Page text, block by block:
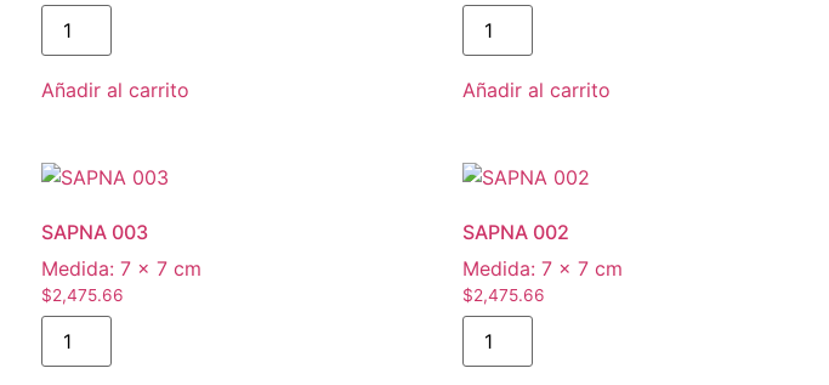
SAPNA
010
cantidad
Añadir al carrito
SAPNA
009
cantidad
Añadir al carrito
SAPNA 003
Medida: 7 × 7 cm
$2,475.66
SAPNA
003
cantidad
SAPNA 002
Medida:7 × 7 cm
$2,475.66
SAPNA
002
cantidad